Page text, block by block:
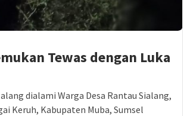
Tewas dengan Luka
dialami Warga Desa Rantau Sialang,
Keruh, Kabupaten Muba, Sumsel